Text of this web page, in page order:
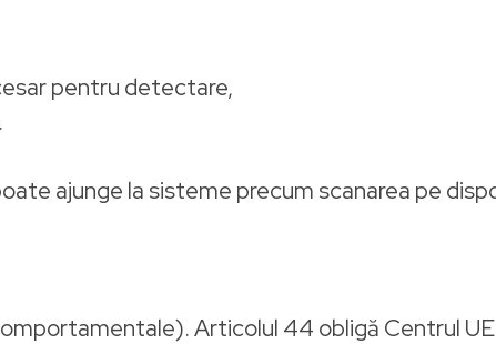
pentru detectare,
ajunge la sisteme precum scanarea pe
Articolul 44 obligă Centrul